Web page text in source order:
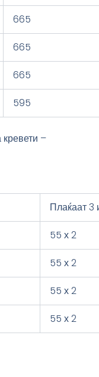
665
665
665
595
–
Плаќаат 3
55 х 2
55 х 2
55 х 2
55 х 2